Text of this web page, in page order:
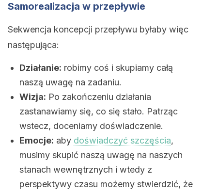
Samorealizacja w przepływie
Sekwencja koncepcji przepływu byłaby więc
następująca:
Działanie: robimy coś i skupiamy całą
naszą uwagę na zadaniu.
Wizja: Po zakończeniu działania
zastanawiamy się, co się stało. Patrząc
wstecz, doceniamy doświadczenie.
Emocje: aby doświadczyć szczęścia,
musimy skupić naszą uwagę na naszych
stanach wewnętrznych i wtedy z
perspektywy czasu możemy stwierdzić, że